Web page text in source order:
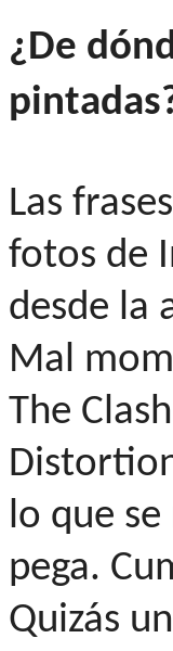
¿De
Las
fotos de
desde la
Mal
The
lo que
pega.
Quizás